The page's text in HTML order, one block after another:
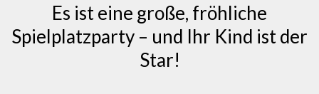
Es ist eine große, fröhliche
Spielplatzparty – und Ihr Kind ist der
Star!